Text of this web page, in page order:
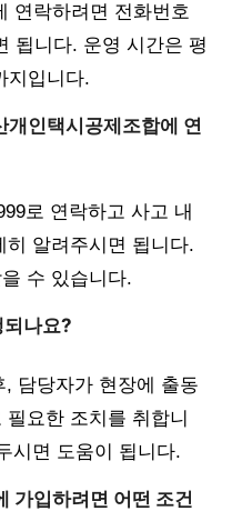
연락하려면 전화번호
됩니다. 운영 시간은 평
지입니다.
개인택시공제조합에 연
로 연락하고 사고 내
알려주시면 됩니다.
수 있습니다.
되나요?
담당자가 현장에 출동
요한 조치를 취합니
시면 도움이 됩니다.
가입하려면 어떤 조건